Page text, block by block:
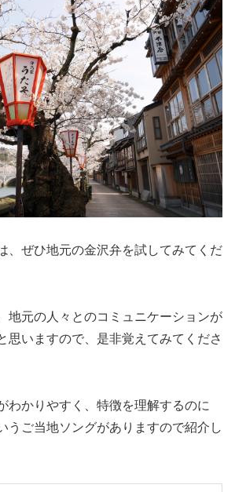
、ぜひ地元の金沢弁を試してみてくだ
地元の人々とのコミュニケーションが
思いますので、是非覚えてみてくださ
わかりやすく、特徴を理解するのに
うご当地ソングがありますので紹介し